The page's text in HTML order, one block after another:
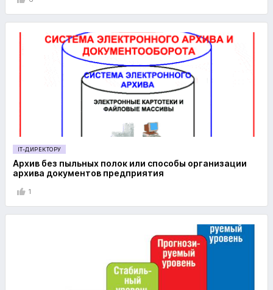
IT-ДИРЕКТОРУ
Архив без пыльных полок или способы организации
архива документов предприятия
1